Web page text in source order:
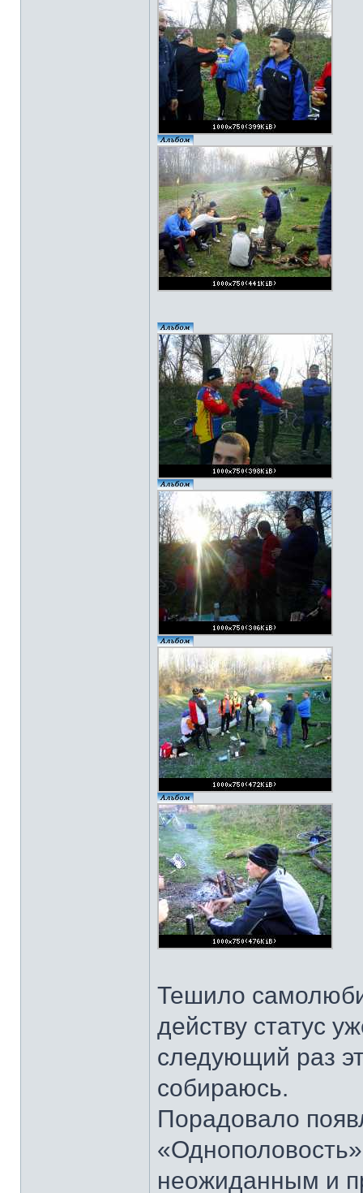
Тешило
действу статус
следующий раз
собираюсь.
Порадовало
неожиданным и